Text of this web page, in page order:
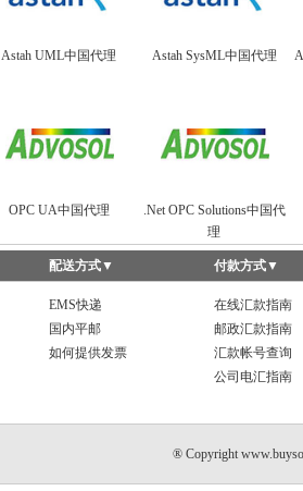
Astah UML中国代理 Astah SysML中国代理
OPC UA中国代理
.Net OPC Solutions中国代
理
配送方式▼ 付款方式▼
EMS快递
在线汇款指南
国内平邮
邮政汇款指南
如何提供发票
汇款帐号查询
公司电汇指南
® Copyright